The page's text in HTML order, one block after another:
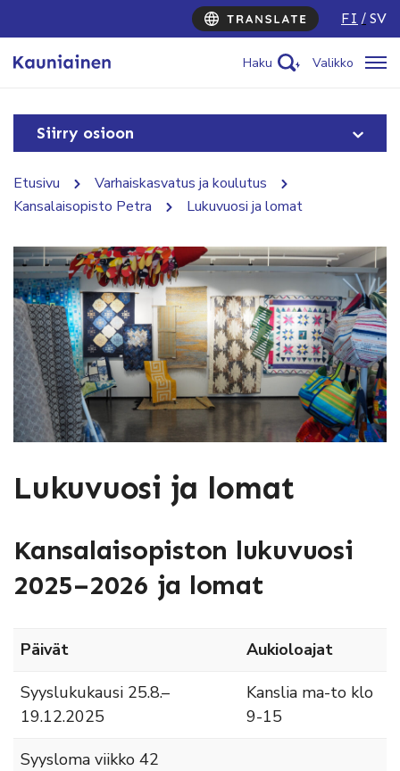
FI SV
Haku Valikko
Siirry osioon
Etusivu
Varhaiskasvatus ja koulutus
Kansalaisopisto Petra
Lukuvuosi ja lomat
Lukuvuosi ja lomat
Kansalaisopiston lukuvuosi
2025–2026 ja lomat
Päivät
Aukioloajat
Syyslukukausi 25.8.–
19.12.2025
Kanslia ma-to klo
9-15
Syysloma viikko 42